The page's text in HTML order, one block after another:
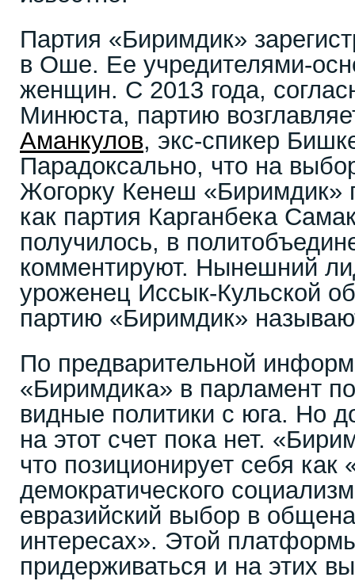
Партия «Биримдик»
в Оше. Ее учредителями-
женщин. С 2013 года,
Минюста, партию
Аманкулов, экс-спикер
Парадоксально, что на
Жогорку Кенеш «Биримдик»
как партия Карганбека
получилось, в
комментируют. Нынешний
уроженец Иссык-Кульской
партию «Биримдик»
По предварительной
«Биримдика» в парламент
видные политики с юга. Но
на этот счет пока нет.
что позиционирует себя как
демократического
евразийский выбор в
интересах». Этой
придерживаться и на этих